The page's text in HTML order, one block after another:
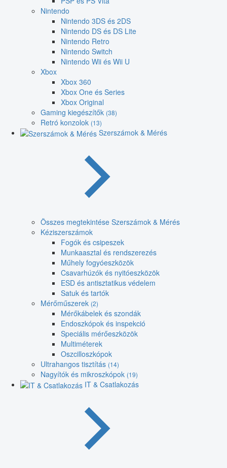
Nintendo
Nintendo 3DS és 2DS
Nintendo DS és DS Lite
Nintendo Retro
Nintendo Switch
Nintendo Wii és Wii U
Xbox
Xbox 360
Xbox One és Series
Xbox Original
Gaming kiegészítők (38)
Retró konzolok (13)
Szerszámok & Mérés
Összes megtekintése Szerszámok & Mérés
Kéziszerszámok
Fogók és csipeszek
Munkaasztal és rendszerezés
Műhely fogyóeszközök
Csavarhúzók és nyitóeszközök
ESD és antisztatikus védelem
Satuk és tartók
Mérőműszerek (2)
Mérőkábelek és szondák
Endoszkópok és inspekció
Speciális mérőeszközök
Multiméterek
Oszcilloszkópok
Ultrahangos tisztítás (14)
Nagyítók és mikroszkópok (19)
IT & Csatlakozás